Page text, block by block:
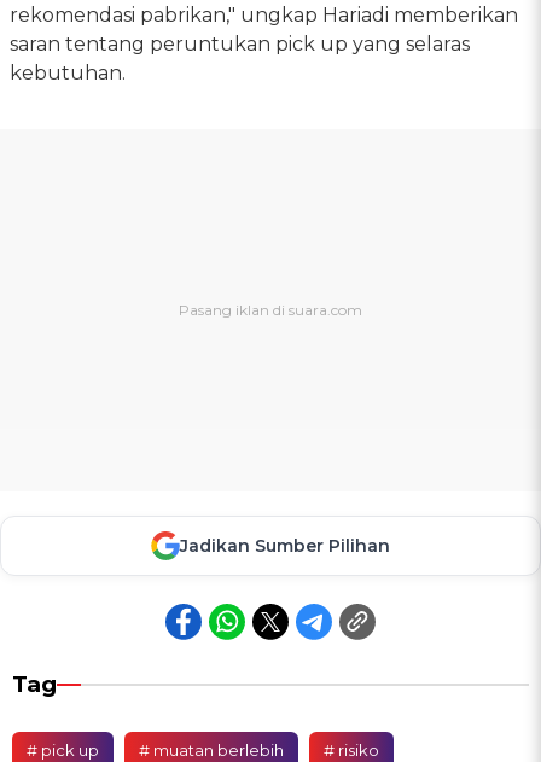
rekomendasi pabrikan," ungkap Hariadi memberikan
saran tentang peruntukan pick up yang selaras
kebutuhan.
Jadikan Sumber Pilihan
Tag
# pick up # muatan berlebih # risiko